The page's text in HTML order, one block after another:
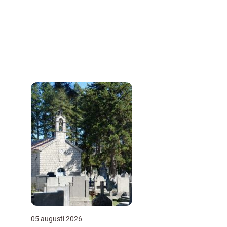
05 augusti 2026